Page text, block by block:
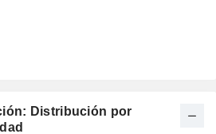
Distribución por